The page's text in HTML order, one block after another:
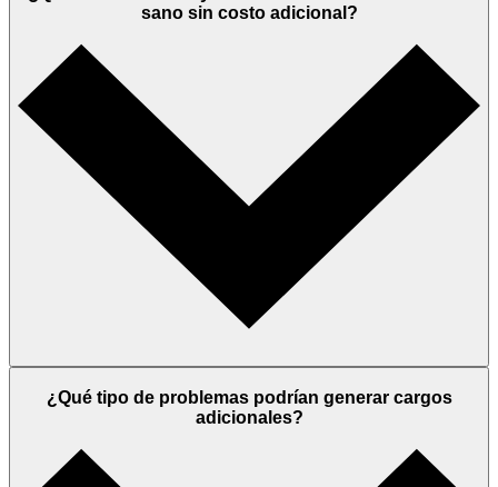
sano sin costo adicional?
¿Qué tipo de problemas podrían generar cargos
adicionales?